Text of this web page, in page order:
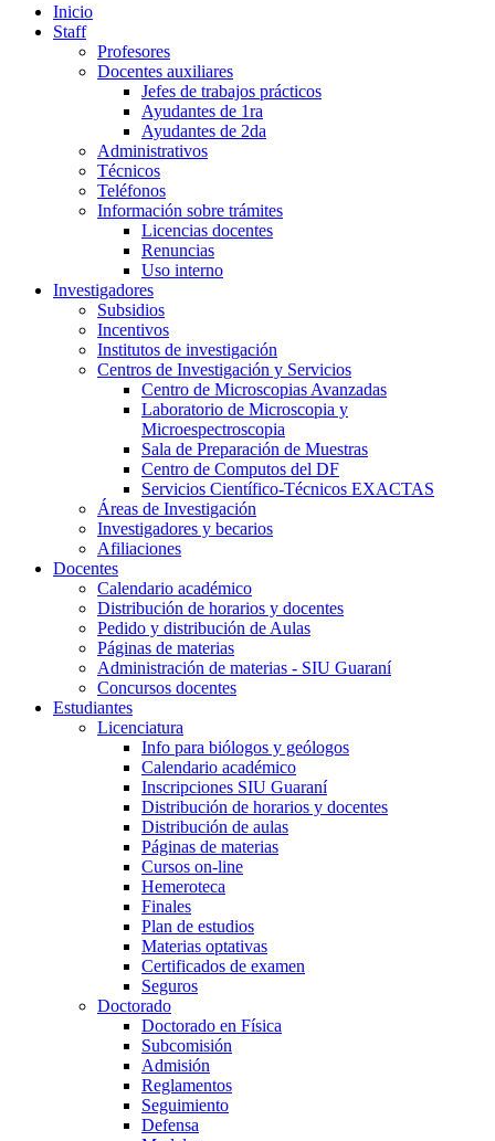
Inicio
Staff
Profesores
Docentes auxiliares
Jefes de trabajos prácticos
Ayudantes de 1ra
Ayudantes de 2da
Administrativos
Técnicos
Teléfonos
Información sobre trámites
Licencias docentes
Renuncias
Uso interno
Investigadores
Subsidios
Incentivos
Institutos de investigación
Centros de Investigación y Servicios
Centro de Microscopias Avanzadas
Laboratorio de Microscopia y
Microespectroscopia
Sala de Preparación de Muestras
Centro de Computos del DF
Servicios Científico-Técnicos EXACTAS
Áreas de Investigación
Investigadores y becarios
Afiliaciones
Docentes
Calendario académico
Distribución de horarios y docentes
Pedido y distribución de Aulas
Páginas de materias
Administración de materias - SIU Guaraní
Concursos docentes
Estudiantes
Licenciatura
Info para biólogos y geólogos
Calendario académico
Inscripciones SIU Guaraní
Distribución de horarios y docentes
Distribución de aulas
Páginas de materias
Cursos on-line
Hemeroteca
Finales
Plan de estudios
Materias optativas
Certificados de examen
Seguros
Doctorado
Doctorado en Física
Subcomisión
Admisión
Reglamentos
Seguimiento
Defensa